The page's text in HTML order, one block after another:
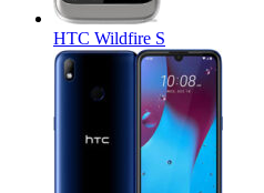
HTC Wildfire S